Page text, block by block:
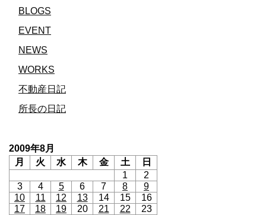
BLOGS
EVENT
NEWS
WORKS
不動産日記
所長の日記
2009年8月
月
火 水 木 金 土 日
1
2
3
4 5 6 7 8
9
10
11 12 13 14 15
16
17
18 19 20 21 22
23